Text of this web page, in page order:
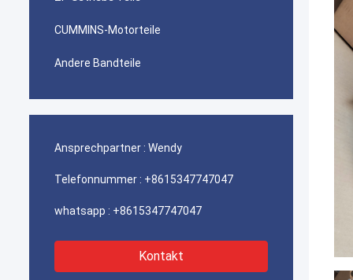
CUMMINS-Motorteile
Andere Bandteile
Ansprechpartner : Wendy
Telefonnummer : +8615347747047
whatsapp : +8615347747047
Kontakt